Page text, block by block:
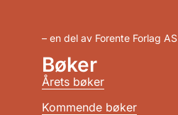
– en del av Forente Forlag AS
Bøker
Årets bøker
Kommende bøker